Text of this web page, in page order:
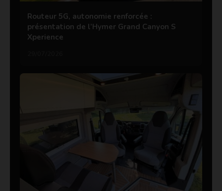
Routeur 5G, autonomie renforcée :
présentation de l’Hymer Grand Canyon S
Xperience